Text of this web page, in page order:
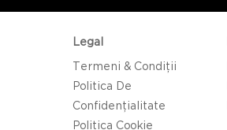
Legal
Termeni & Condiții
Politica De
Confidențialitate
Politica Cookie